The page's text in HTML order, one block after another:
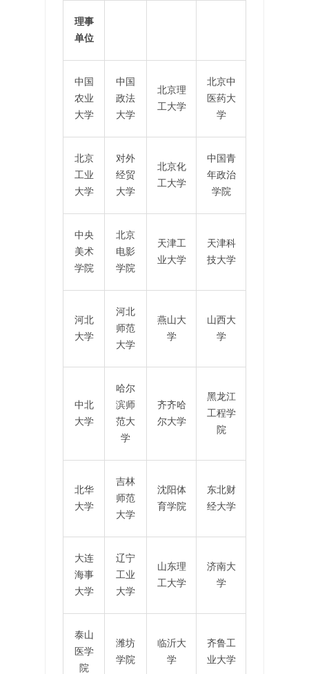
理事
单位
中国
农业
大学
中国
政法
大学
北京理
工大学
北京中
医药大
学
北京
工业
大学
对外
经贸
大学
北京化
工大学
中国青
年政治
学院
中央
美术
学院
北京
电影
学院
天津工
业大学
天津科
技大学
河北
大学
河北
师范
大学
燕山大
学
山西大
学
中北
大学
哈尔
滨师
范大
学
齐齐哈
尔大学
黑龙江
工程学
院
北华
大学
吉林
师范
大学
沈阳体
育学院
东北财
经大学
大连
海事
大学
辽宁
工业
大学
山东理
工大学
济南大
学
泰山
医学
院
潍坊
学院
临沂大
学
齐鲁工
业大学